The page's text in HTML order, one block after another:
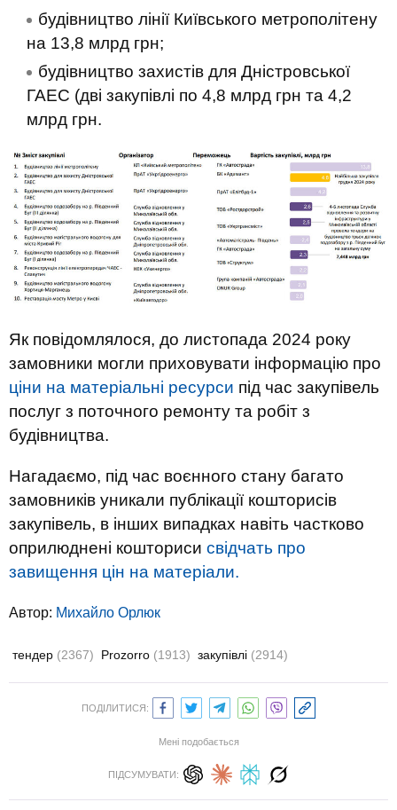
будівництво лінії Київського метрополітену
на 13,8 млрд грн;
будівництво захистів для Дністровської
ГАЕС (дві закупівлі по 4,8 млрд грн та 4,2
млрд грн.
Як повідомлялося, до листопада 2024 року
замовники могли приховувати інформацію про
ціни на матеріальні ресурси під час закупівель
послуг з поточного ремонту та робіт з
будівництва.
Нагадаємо, під час воєнного стану багато
замовників уникали публікації кошторисів
закупівель, в інших випадках навіть частково
оприлюднені кошториси свідчать про
завищення цін на матеріали.
Автор: Михайло Орлюк
тендер (2367) Prozorro (1913) закупівлі (2914)
ПОДІЛИТИСЯ:
Мені подобається
ПІДСУМУВАТИ: